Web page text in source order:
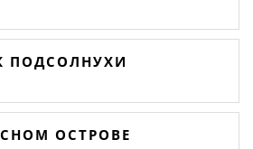
ПОДСОЛНУХИ
ОСТРОВЕ